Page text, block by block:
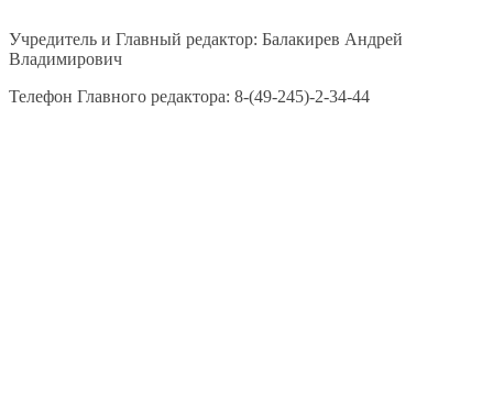
Учредитель и Главный редактор: Балакирев Андрей
Владимирович
Телефон Главного редактора: 8-(49-245)-2-34-44